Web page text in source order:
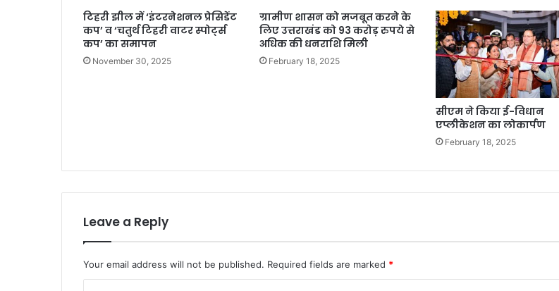
टिहरी झील में ‘इंटरनेशनल प्रेसिडेंट
कप’ व ‘चतुर्थ टिहरी वाटर स्पोर्ट्स
कप’ का समापन
November 30, 2025
ग्रामीण शासन को मजबूत करने के
लिए उत्तराखंड को 93 करोड़ रुपये से
अधिक की धनराशि मिली
February 18, 2025
सीएम ने किया ई-विधान
एप्लीकेशन का लोकार्पण
February 18, 2025
Leave a Reply
Your email address will not be published. Required fields are marked *